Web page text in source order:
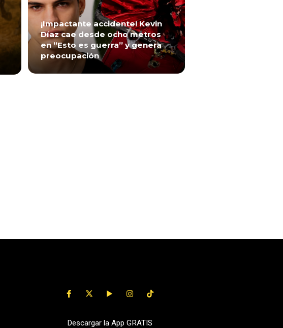
¡Impactante accidente! Kevin
Díaz cae desde ocho metros
en “Esto es guerra” y genera
preocupación
Descargar la App GRATIS